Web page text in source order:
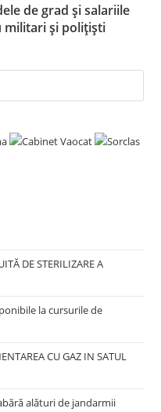
de grad şi salariile
militari şi poliţişti
DE STERILIZARE A
la cursurile de
CU GAZ IN SATUL
alături de jandarmii